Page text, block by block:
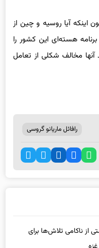
اینکه آیا روسیه و چین از
هسته‌ای این کشور را
مخالف شکلی از تعامل
ناکامی تلاش‌ها برای